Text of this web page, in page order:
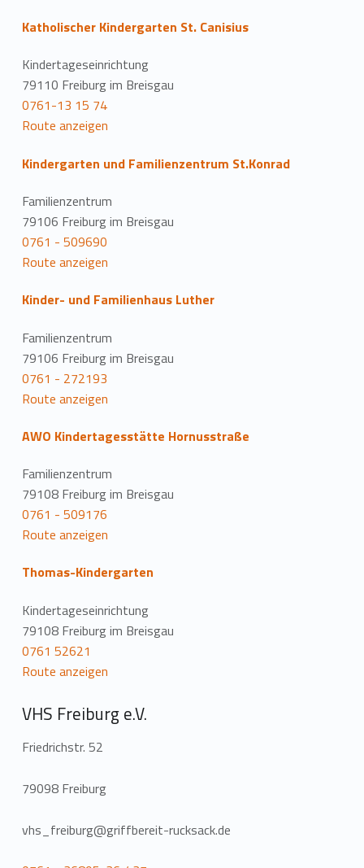
Katholischer Kindergarten St. Canisius
Kindertageseinrichtung
79110 Freiburg im Breisgau
0761-13 15 74
Route anzeigen
Kindergarten und Familienzentrum St.Konrad
Familienzentrum
79106 Freiburg im Breisgau
0761 - 509690
Route anzeigen
Kinder- und Familienhaus Luther
Familienzentrum
79106 Freiburg im Breisgau
0761 - 272193
Route anzeigen
AWO Kindertagesstätte Hornusstraße
Familienzentrum
79108 Freiburg im Breisgau
0761 - 509176
Route anzeigen
Thomas-Kindergarten
Kindertageseinrichtung
79108 Freiburg im Breisgau
0761 52621
Route anzeigen
VHS Freiburg e.V.
Friedrichstr. 52
79098 Freiburg
vhs_freiburg@griffbereit-rucksack.de